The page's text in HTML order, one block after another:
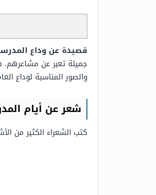
قصيدة عن وداع
جميلة تعبر عن
والصور المناسبة لوداع
شعر عن أيام
كتب الشعراء الكثير من